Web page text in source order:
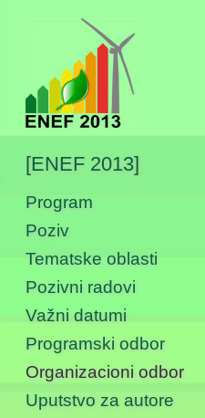
[ENEF 2013]
Program
Poziv
Tematske oblasti
Pozivni radovi
Važni datumi
Programski odbor
Organizacioni odbor
Uputstvo za autore